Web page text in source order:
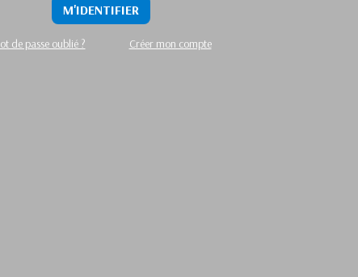
M'IDENTIFIER
de passe oublié ? Créer mon compte